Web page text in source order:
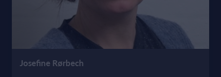
Josefine Rørbech